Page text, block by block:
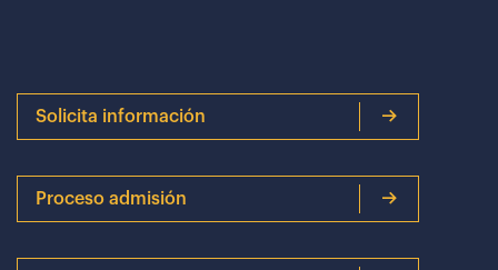
Solicita información
Proceso admisión